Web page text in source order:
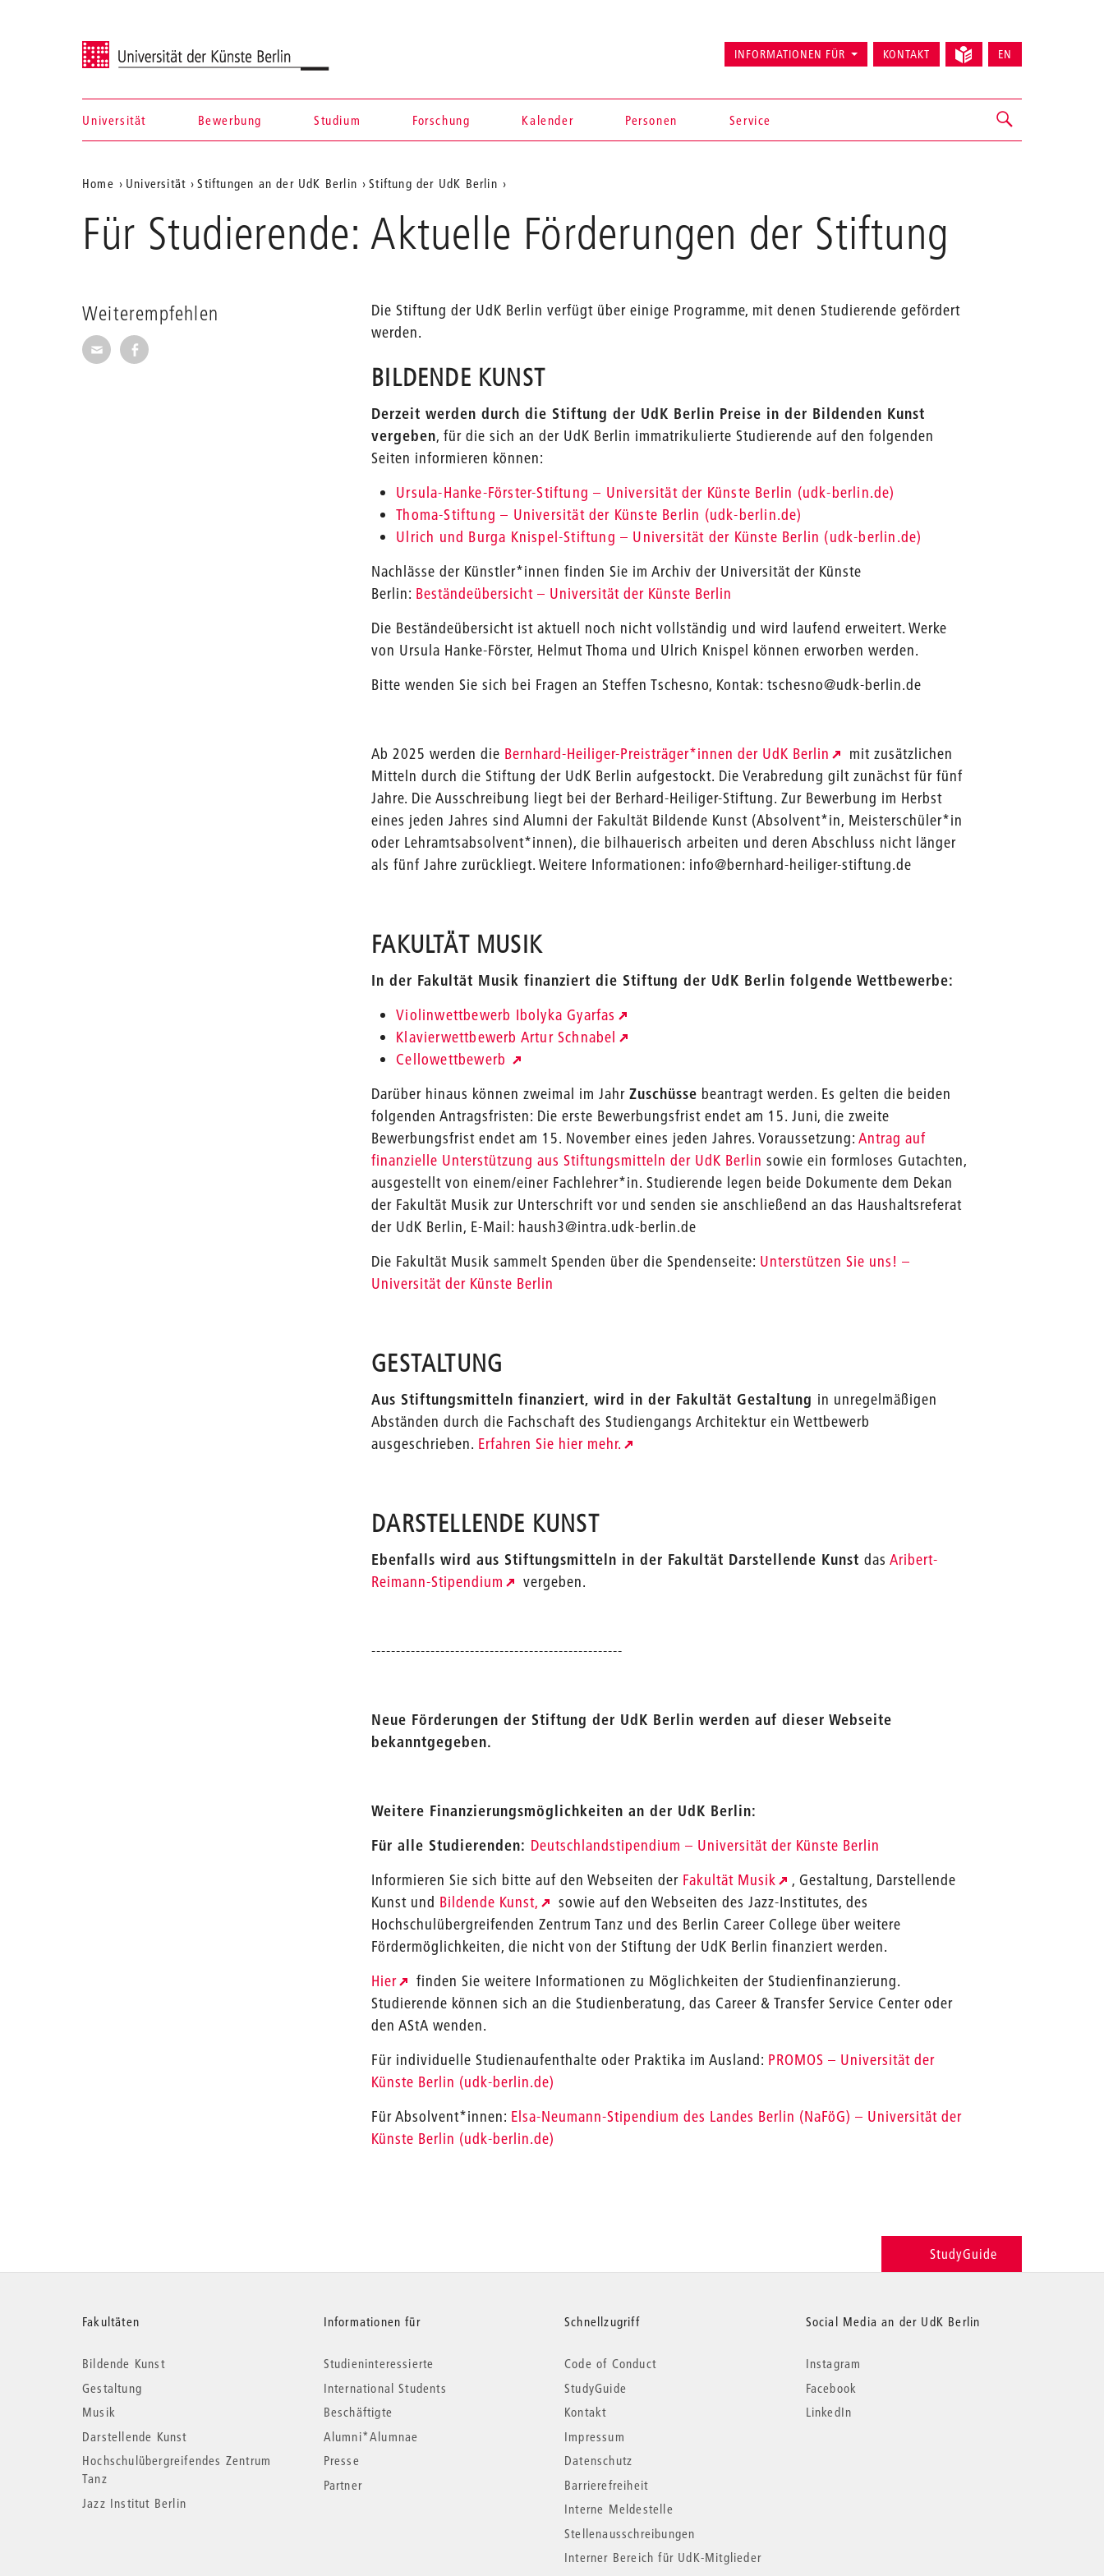
Universität der Künste Berlin
Navigation &
Suche
Universität Bewerbung Studium Forschung Kalender Personen Service
INFORMATIONEN FÜR KONTAKT EN
Aktuelle
Position
auf
Home Universität Stiftungen an der UdK Berlin Stiftung der UdK Berlin
Für Studierende: Aktuelle Förderungen der Stiftung
Weiterempfehlen
Seite per E-Mail weiterempfehlen
Seite auf Facebook weiterempfehlen
Die Stiftung der UdK Berlin verfügt über einige Programme, mit denen Studierende gefördert
werden.
BILDENDE KUNST
Derzeit werden durch die Stiftung der UdK Berlin Preise in der Bildenden Kunst
vergeben, für die sich an der UdK Berlin immatrikulierte Studierende auf den folgenden
Seiten informieren können:
Ursula-Hanke-Förster-Stiftung – Universität der Künste Berlin (udk-berlin.de)
Thoma-Stiftung – Universität der Künste Berlin (udk-berlin.de)
Ulrich und Burga Knispel-Stiftung – Universität der Künste Berlin (udk-berlin.de)
Nachlässe der Künstler*innen finden Sie im Archiv der Universität der Künste
Berlin: Beständeübersicht – Universität der Künste Berlin
Die Beständeübersicht ist aktuell noch nicht vollständig und wird laufend erweitert. Werke
von Ursula Hanke-Förster, Helmut Thoma und Ulrich Knispel können erworben werden.
Bitte wenden Sie sich bei Fragen an Steffen Tschesno, Kontak: tschesno@udk-berlin.de
Ab 2025 werden die Bernhard-Heiliger-Preisträger*innen der UdK Berlin
mit zusätzlichen
Mitteln durch die Stiftung der UdK Berlin aufgestockt. Die Verabredung gilt zunächst für fünf
Jahre. Die Ausschreibung liegt bei der Berhard-Heiliger-Stiftung. Zur Bewerbung im Herbst
eines jeden Jahres sind Alumni der Fakultät Bildende Kunst (Absolvent*in, Meisterschüler*in
oder Lehramtsabsolvent*innen), die bilhauerisch arbeiten und deren Abschluss nicht länger
als fünf Jahre zurückliegt. Weitere Informationen: info@bernhard-heiliger-stiftung.de
FAKULTÄT MUSIK
In der Fakultät Musik finanziert die Stiftung der UdK Berlin folgende Wettbewerbe:
Violinwettbewerb Ibolyka Gyarfas
Klavierwettbewerb Artur Schnabel
Cellowettbewerb
Darüber hinaus können zweimal im JahrZuschüsse beantragt werden. Es gelten die beiden
folgenden Antragsfristen: Die erste Bewerbungsfrist endet am 15. Juni, die zweite
Bewerbungsfrist endet am 15. November eines jeden Jahres. Voraussetzung:Antrag auf
finanzielle Unterstützung aus Stiftungsmitteln der UdK Berlin sowie ein formloses Gutachten,
ausgestellt von einem/einer Fachlehrer*in. Studierende legen beide Dokumente dem Dekan
der Fakultät Musik zur Unterschrift vor und senden sie anschließend an das Haushaltsreferat
der UdK Berlin, E-Mail: haush3@intra.udk-berlin.de
Die Fakultät Musik sammelt Spenden über die Spendenseite: Unterstützen Sie uns! –
Universität der Künste Berlin
GESTALTUNG
Aus Stiftungsmitteln finanziert, wird in der Fakultät Gestaltung in unregelmäßigen
Abständen durch die Fachschaft des Studiengangs Architektur ein Wettbewerb
ausgeschrieben. Erfahren Sie hier mehr.
DARSTELLENDE KUNST
Ebenfalls wird aus Stiftungsmitteln in der Fakultät Darstellende KunstdasAribert-
Reimann-Stipendium
vergeben.
---------------------------------------------------
Neue Förderungen der Stiftung der UdK Berlin werden auf dieser Webseite
bekanntgegeben.
Weitere Finanzierungsmöglichkeiten an der UdK Berlin:
Für alle Studierenden: Deutschlandstipendium – Universität der Künste Berlin
Informieren Sie sich bitte auf den Webseiten der Fakultät Musik
, Gestaltung, Darstellende
Kunst und Bildende Kunst,
sowie auf den Webseiten des Jazz-Institutes, des
Hochschulübergreifenden Zentrum Tanz und des Berlin Career College über weitere
Fördermöglichkeiten, die nicht von der Stiftung der UdK Berlin finanziert werden.
Hier
finden Sie weitere Informationen zu Möglichkeiten der Studienfinanzierung.
Studierende können sich an die Studienberatung, das Career & Transfer Service Center oder
den AStA wenden.
Für individuelle Studienaufenthalte oder Praktika im Ausland: PROMOS – Universität der
Künste Berlin (udk-berlin.de)
Für Absolvent*innen: Elsa-Neumann-Stipendium des Landes Berlin (NaFöG) – Universität der
Künste Berlin (udk-berlin.de)
StudyGuide
Weitere
Informationen
Fakultäten
Bildende Kunst
Gestaltung
Musik
Darstellende Kunst
Hochschulübergreifendes Zentrum
Tanz
Jazz Institut Berlin
Informationen für
Studieninteressierte
International Students
Beschäftigte
Alumni*Alumnae
Presse
Partner
Schnellzugriff
Code of Conduct
StudyGuide
Kontakt
Impressum
Datenschutz
Barrierefreiheit
Interne Meldestelle
Stellenausschreibungen
Interner Bereich für UdK-Mitglieder
Social Media an der UdK Berlin
Instagram
Facebook
LinkedIn